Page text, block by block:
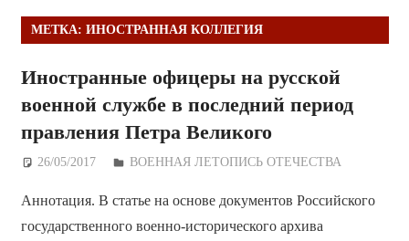
МЕТКА: ИНОСТРАННАЯ КОЛЛЕГИЯ
Иностранные офицеры на русской
военной службе в последний период
правления Петра Великого
26/05/2017 Дежурный по Редакции
ВОЕННАЯ ЛЕТОПИСЬ ОТЕЧЕСТВА
Аннотация. В статье на основе документов Российского
государственного военно-исторического архива